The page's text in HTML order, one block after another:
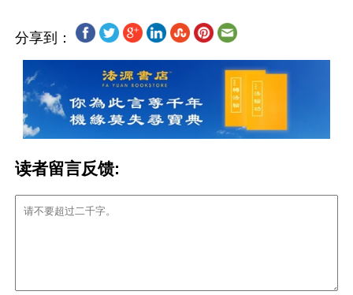
分享到：
读者留言反馈: